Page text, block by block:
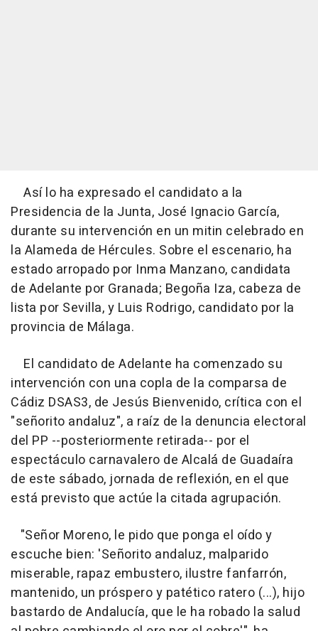
Así lo ha expresado el candidato a la
Presidencia de la Junta, José Ignacio García,
durante su intervención en un mitin celebrado en
la Alameda de Hércules. Sobre el escenario, ha
estado arropado por Inma Manzano, candidata
de Adelante por Granada; Begoña Iza, cabeza de
lista por Sevilla, y Luis Rodrigo, candidato por la
provincia de Málaga.
El candidato de Adelante ha comenzado su
intervención con una copla de la comparsa de
Cádiz DSAS3, de Jesús Bienvenido, crítica con el
"señorito andaluz", a raíz de la denuncia electoral
del PP --posteriormente retirada-- por el
espectáculo carnavalero de Alcalá de Guadaíra
de este sábado, jornada de reflexión, en el que
está previsto que actúe la citada agrupación.
"Señor Moreno, le pido que ponga el oído y
escuche bien: 'Señorito andaluz, malparido
miserable, rapaz embustero, ilustre fanfarrón,
mantenido, un próspero y patético ratero (...), hijo
bastardo de Andalucía, que le ha robado la salud